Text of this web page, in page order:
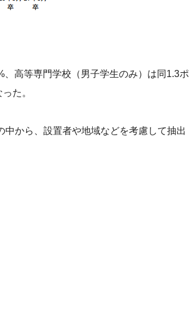
高等専門学校（男子学生のみ）は同1.3ポ
た。
から、設置者や地域などを考慮して抽出